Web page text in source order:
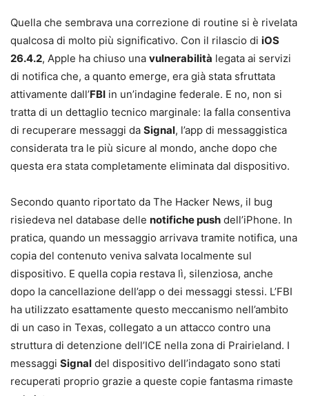
Quella che sembrava una correzione di routine si è rivelata
qualcosa di molto più significativo. Con il rilascio di iOS
26.4.2, Apple ha chiuso una vulnerabilità legata ai servizi
di notifica che, a quanto emerge, era già stata sfruttata
attivamente dall’FBI in un’indagine federale. E no, non si
tratta di un dettaglio tecnico marginale: la falla consentiva
di recuperare messaggi da Signal, l’app di messaggistica
considerata tra le più sicure al mondo, anche dopo che
questa era stata completamente eliminata dal dispositivo.
Secondo quanto riportato da The Hacker News, il bug
risiedeva nel database delle notifiche push dell’iPhone. In
pratica, quando un messaggio arrivava tramite notifica, una
copia del contenuto veniva salvata localmente sul
dispositivo. E quella copia restava lì, silenziosa, anche
dopo la cancellazione dell’app o dei messaggi stessi. L’FBI
ha utilizzato esattamente questo meccanismo nell’ambito
di un caso in Texas, collegato a un attacco contro una
struttura di detenzione dell’ICE nella zona di Prairieland. I
messaggi Signal del dispositivo dell’indagato sono stati
recuperati proprio grazie a queste copie fantasma rimaste